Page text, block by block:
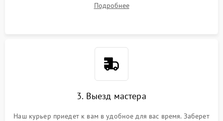
Подробнее
3. Выезд мастера
Наш курьер приедет к вам в удобное для вас время. Заберет